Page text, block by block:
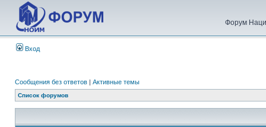
Форум
Вход
Сообщения без ответов | Активные темы
Список форумов